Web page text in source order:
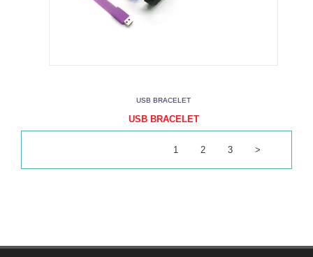
USB BRACELET
USB BRACELET
1 2 3 >